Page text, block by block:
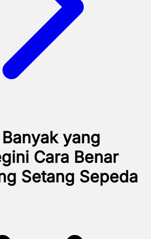
yang
Cara Benar
Setang Sepeda